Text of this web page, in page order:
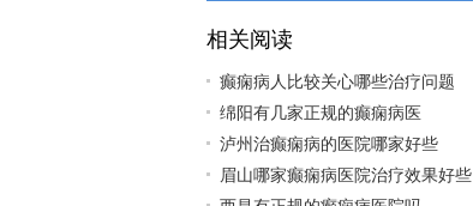
相关阅读
癫痫病人比较关心哪些治疗问题
绵阳有几家正规的癫痫病医
泸州治癫痫病的医院哪家好些
眉山哪家癫痫病医院治疗效果好些